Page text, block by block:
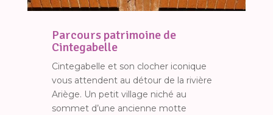
Parcours patrimoine de
Cintegabelle
Cintegabelle et son clocher iconique
vous attendent au détour de la rivière
Ariège. Un petit village niché au
sommet d’une ancienne motte